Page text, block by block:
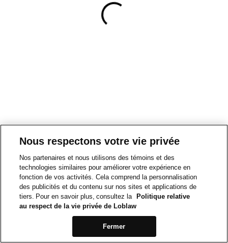
Nous respectons votre vie privée
Nos partenaires et nous utilisons des témoins et des
technologies similaires pour améliorer votre expérience en
fonction de vos activités. Cela comprend la personnalisation
des publicités et du contenu sur nos sites et applications de
tiers. Pour en savoir plus, consultez la
Politique relative
au respect de la vie privée de Loblaw
Fermer